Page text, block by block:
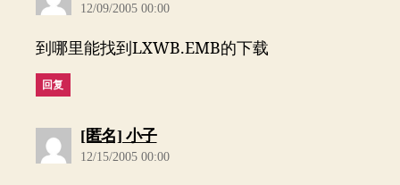
12/09/2005 00:00
到哪里能找到LXWB.EMB的下载
回复
[匿名] 小子说：
12/15/2005 00:00